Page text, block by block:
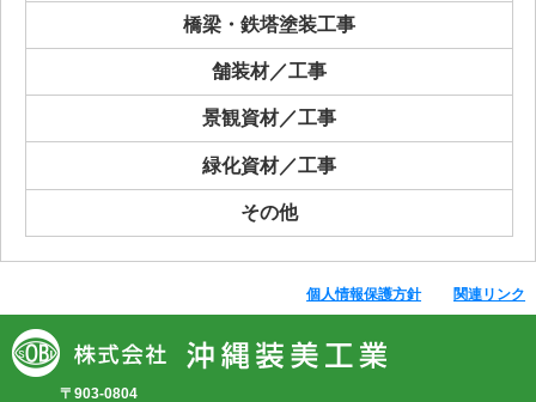
橋梁・鉄塔塗装工事
舗装材／工事
景観資材／工事
緑化資材／工事
その他
個人情報保護方針 関連リンク
〒903-0804